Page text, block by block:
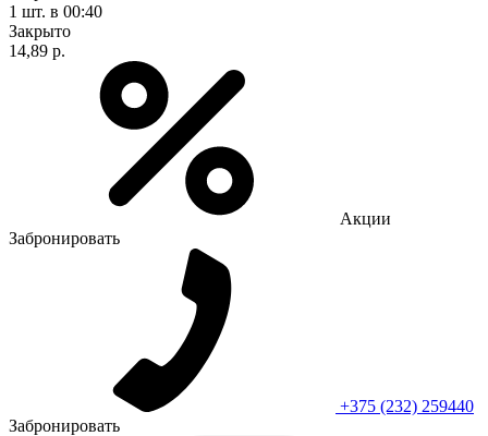
1 шт. в 00:40
Закрыто
14,89 р.
Акции
Забронировать
+375 (232) 259440
Забронировать